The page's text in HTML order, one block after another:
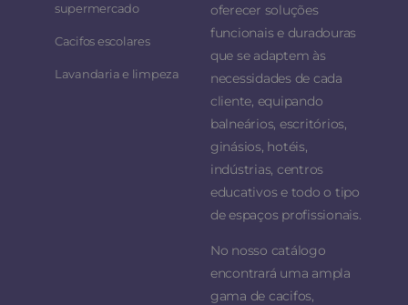
supermercado
Cacifos escolares
Lavandaria e limpeza
oferecer soluções
funcionais e duradouras
que se adaptem às
necessidades de cada
cliente, equipando
balneários, escritórios,
ginásios, hotéis,
indústrias, centros
educativos e todo o tipo
de espaços profissionais.
No nosso catálogo
encontrará uma ampla
gama de cacifos,